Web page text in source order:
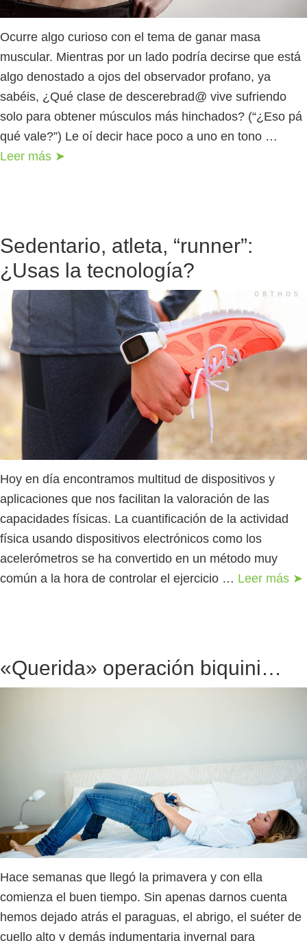
Ocurre algo curioso con el tema de ganar masa
muscular. Mientras por un lado podría decirse que está
algo denostado a ojos del observador profano, ya
sabéis, ¿Qué clase de descerebrad@ vive sufriendo
solo para obtener músculos más hinchados? (“¿Eso pá
qué vale?”) Le oí decir hace poco a uno en tono …
Leer más ➤
Sedentario, atleta, “runner”:
¿Usas la tecnología?
Hoy en día encontramos multitud de dispositivos y
aplicaciones que nos facilitan la valoración de las
capacidades físicas. La cuantificación de la actividad
física usando dispositivos electrónicos como los
acelerómetros se ha convertido en un método muy
común a la hora de controlar el ejercicio … Leer más ➤
«Querida» operación biquini…
Hace semanas que llegó la primavera y con ella
comienza el buen tiempo. Sin apenas darnos cuenta
hemos dejado atrás el paraguas, el abrigo, el suéter de
cuello alto y demás indumentaria invernal para